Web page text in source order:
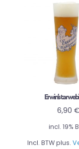
Erwin’s
6,90
incl. 19%
Incl. BTW plus.